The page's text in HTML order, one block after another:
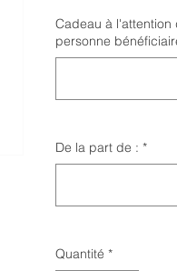
Cadeau à
personne
De la part de : *
Quantité *